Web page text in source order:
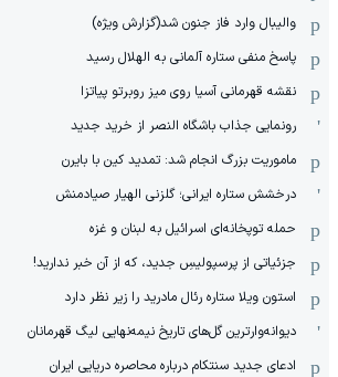
والیبال وارد فاز جنون شد(گزارش ویژه)
پاسخ منفی ستاره آلمانی به الهلال رسید
نقشه قهرمانی آسیا روی میز روبرتو پیاتزا
رونمایی جذاب باشگاه النصر از خرید جدید
ماموریت بزرگ انجام شد: تمدید کین با بایرن
درخشش ستاره ایرانی؛ گلزنی الهیار صیادمنش
حمله توپخانه‌ای اسرائیل به لبنان و غزه
جزئیاتی از پرسپولیسِ جدید، که از آن ‌خبر ندارید!
استون ویلا ستاره رئال مادرید را زیر نظر دارد
دیوانه‌وارترین گل‌های تاریخ نیمه‌نهایی لیگ قهرمانان
ادعای جدید سنتکام درباره محاصره دریایی ایران